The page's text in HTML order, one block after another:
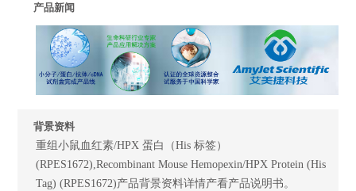
产品新闻
背景资料
重组小鼠血红素/HPX 蛋白（His 标签）
(RPES1672),Recombinant Mouse Hemopexin/HPX Protein (His
Tag) (RPES1672)产品背景资料详情产看产品说明书。